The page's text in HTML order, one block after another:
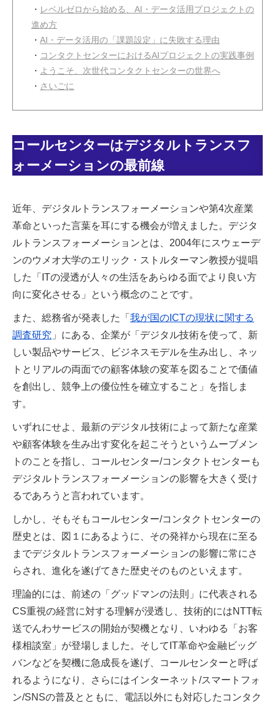
・ レベルゼロから始める、AI・データ活用プロジェクトの
進め方
・ AI・データ活用の「課題設定」に失敗する理由
・ コンタクトセンターにおけるAIプロジェクトの実践事例
・ ようこそ、次世代コンタクトセンターの世界へ
・ さいごに
コールセンターはデジタルトランスフ
ォーメーションの最前線
近年、デジタルトランスフォーメーションや第4次産業
革命といった言葉を耳にする機会が増えました。デジタ
ルトランスフォーメーションとは、2004年にスウェーデ
ンのウメオ大学のエリック・ストルターマン教授が提唱
した「ITの浸透が人々の生活をあらゆる面でより良い方
向に変化させる」という概念のことです。
また、総務省が発表した「 我が国のICTの現状に関する
調査研究 」にある、企業が「デジタル技術を使って、新
しい製品やサービス、ビジネスモデルを生み出し、ネッ
トとリアルの両面での顧客体験の変革を図ることで価値
を創出し、競争上の優位性を確立すること」を指しま
す。
いずれにせよ、最新のデジタル技術によって新たな産業
や顧客体験を生み出す変化を起こそうというムーブメン
トのことを指し、コールセンター/コンタクトセンターも
デジタルトランスフォーメーションの影響を大きく受け
るであろうと言われています。
しかし、そもそもコールセンター/コンタクトセンターの
歴史とは、図１にあるように、その発祥から現在に至る
までデジタルトランスフォーメーションの影響に常にさ
らされ、進化を遂げてきた歴史そのものといえます。
理論的には、前述の「グッドマンの法則」に代表される
CS重視の経営に対する理解が浸透し、技術的にはNTT転
送でんわサービスの開始が契機となり、いわゆる「お客
様相談室」が登場しました。そしてIT革命や金融ビッグ
バンなどを契機に急成長を遂げ、コールセンターと呼ば
れるようになり、さらにはインターネット/スマートフォ
ン/SNSの普及とともに、電話以外にも対応したコンタク